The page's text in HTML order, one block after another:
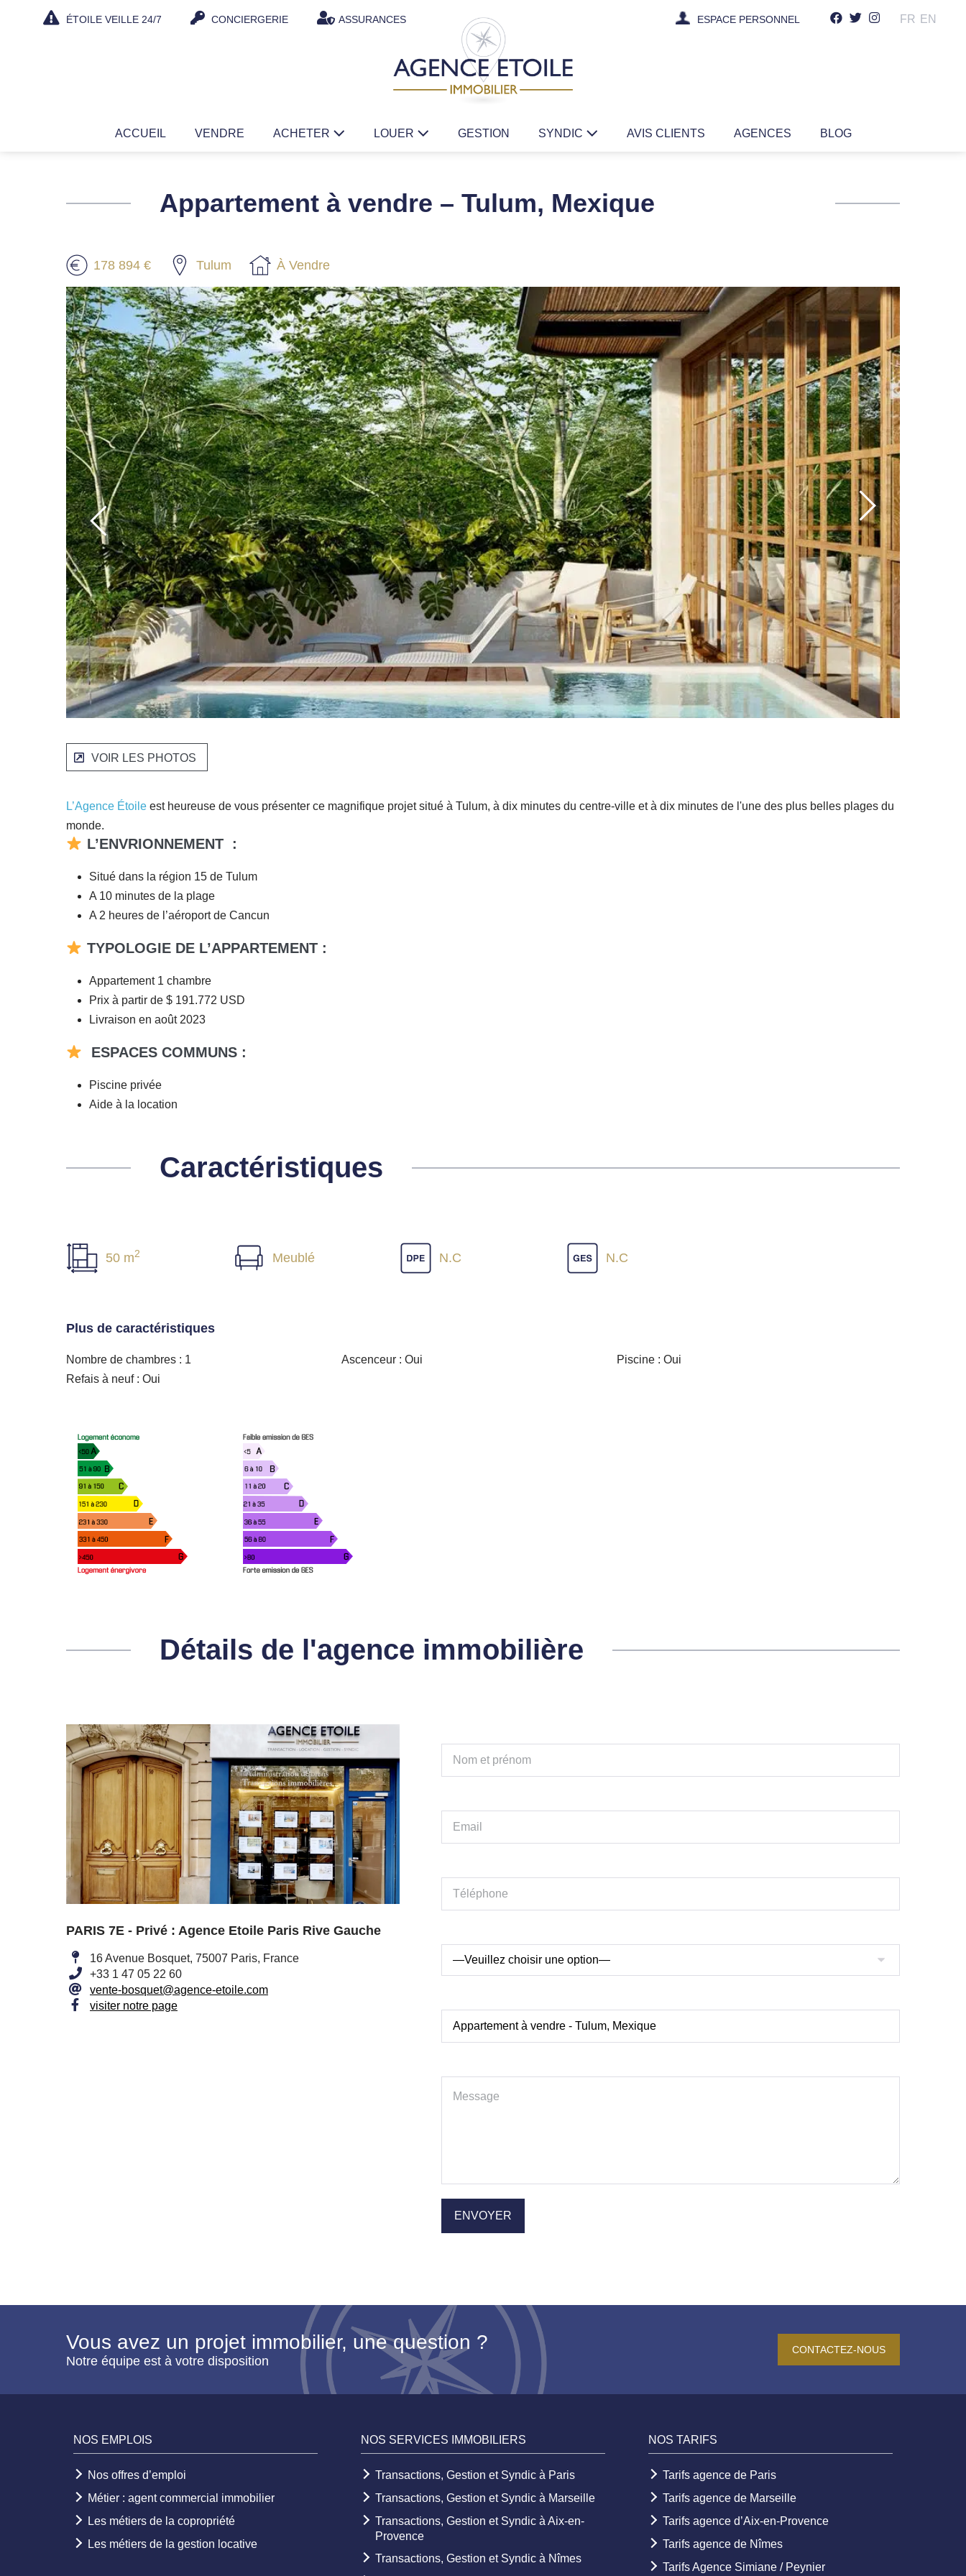
ÉTOILE VEILLE 24/7 CONCIERGERIE ASSURANCES ESPACE PERSONNEL FR EN
ACCUEIL VENDRE ACHETER LOUER GESTION SYNDIC AVIS CLIENTS AGENCES BLOG
Appartement à vendre – Tulum, Mexique
178 894 € Tulum À Vendre
VOIR LES PHOTOS
L’Agence Étoile est heureuse de vous présenter ce magnifique projet situé à Tulum, à dix minutes du centre-ville et à dix minutes de l'une des plus belles plages du
monde.
L’ENVRIONNEMENT :
Situé dans la région 15 de Tulum
A 10 minutes de la plage
A 2 heures de l’aéroport de Cancun
TYPOLOGIE DE L’APPARTEMENT :
Appartement 1 chambre
Prix à partir de $ 191.772 USD
Livraison en août 2023
ESPACES COMMUNS :
Piscine privée
Aide à la location
Caractéristiques
50 m2 Meublé N.C N.C
Plus de caractéristiques
Nombre de chambres : 1 Ascenceur : Oui
Piscine : Oui
Refais à neuf : Oui
Détails de l'agence immobilière
PARIS 7E - Privé : Agence Etoile Paris Rive Gauche
16 Avenue Bosquet, 75007 Paris, France
+33 1 47 05 22 60
vente-bosquet@agence-etoile.com
visiter notre page
Vous avez un projet immobilier, une question ?
Notre équipe est à votre disposition
CONTACTEZ-NOUS
NOS EMPLOIS
Nos offres d’emploi
Métier : agent commercial immobilier
Les métiers de la copropriété
Les métiers de la gestion locative
NOS SERVICES IMMOBILIERS
Transactions, Gestion et Syndic à Paris
Transactions, Gestion et Syndic à Marseille
Transactions, Gestion et Syndic à Aix-en-
Provence
Transactions, Gestion et Syndic à Nîmes
NOS TARIFS
Tarifs agence de Paris
Tarifs agence de Marseille
Tarifs agence d’Aix-en-Provence
Tarifs agence de Nîmes
Tarifs Agence Simiane / Peynier